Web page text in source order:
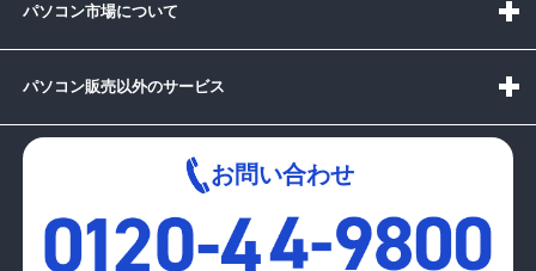
パソコン市場について
パソコン販売以外のサービス
お問い合わせ